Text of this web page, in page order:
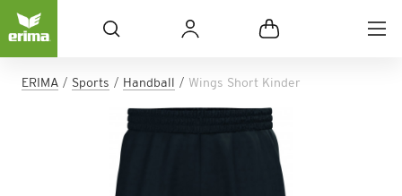
ERIMA Sports Handball Wings Short Kinder